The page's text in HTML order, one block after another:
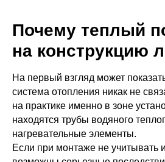
Почему теплый
на конструкцию
На первый взгляд может
система отопления никак не
на практике именно в зоне
находятся трубы водяного
нагревательные элементы.
Если при монтаже не учитывать